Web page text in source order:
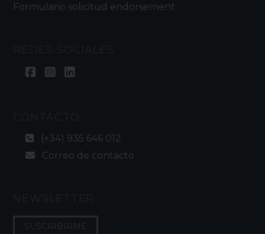
Formulario solicitud endorsement
(+34) 935 646 012
Correo de contacto
SUSCRIBIRME